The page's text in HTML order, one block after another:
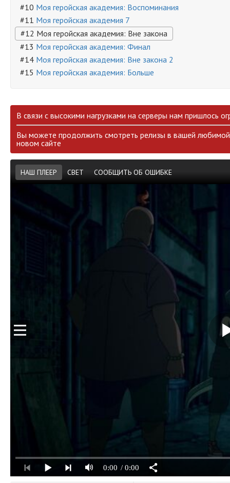
#10 Моя геройская академия: Воспоминания
#11 Моя геройская академия 7
#12 Моя геройская академия: Вне закона
#13 Моя геройская академия: Финал
#14 Моя геройская академия: Вне закона 2
#15 Моя геройская академия: Больше
В связи с высокими нагрузками на серверы нам пришлось
Вы можете продолжить смотреть релизы в вашей
новом сайте
НАШ ПЛЕЕР СВЕТ СООБЩИТЬ ОБ ОШИБКЕ
0:00 / 0:00